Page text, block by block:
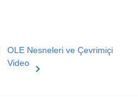
OLE Nesneleri ve Çevrimiçi
Video